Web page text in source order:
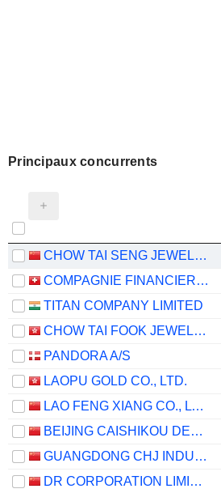
Principaux concurrents
CHOW TAI SENG JEWELLERY CO., LTD.
COMPAGNIE FINANCIERE RICHEMONT
TITAN COMPANY LIMITED
CHOW TAI FOOK JEWELLERY GROUP LIMITED
PANDORA A/S
LAOPU GOLD CO., LTD.
LAO FENG XIANG CO., LTD.
BEIJING CAISHIKOU DEPARTMENT STORE CO.,LTD.
GUANGDONG CHJ INDUSTRY CO.,LTD.
DR CORPORATION LIMITED